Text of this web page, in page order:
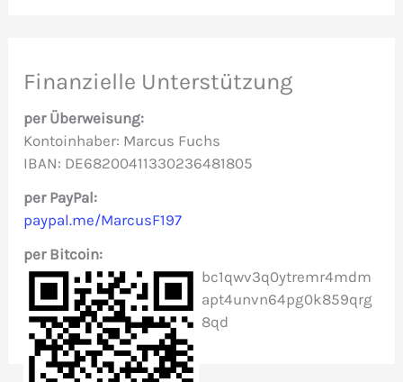
e
n
a
c
h
:
Finanzielle Unterstützung
per Überweisung:
Kontoinhaber: Marcus Fuchs
IBAN: DE68200411330236481805
per PayPal:
paypal.me/MarcusF197
per Bitcoin:
bc1qwv3q0ytremr4mdm
apt4unvn64pg0k859qrg
8qd